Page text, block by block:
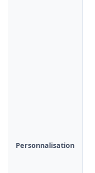
Personnalisation